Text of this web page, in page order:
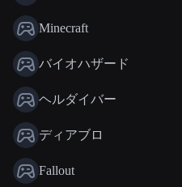
Minecraft
バイオハザード
ヘルダイバー
ディアブロ
Fallout